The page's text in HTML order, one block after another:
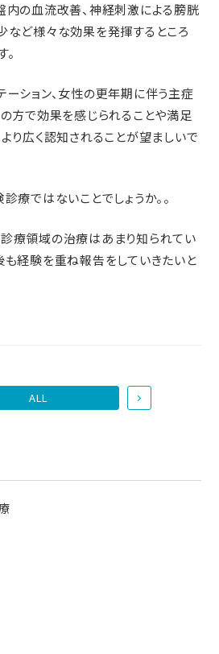
内の血流改善、神経刺激による膀胱
など様々な効果を発揮するところ
ション、女性の更年期に伴う主症
方で効果を感じられることや満足
り広く認知されることが望ましいで
療ではないことでしょうか。。
療領域の治療はあまり知られてい
も経験を重ね報告をしていきたいと
ALL